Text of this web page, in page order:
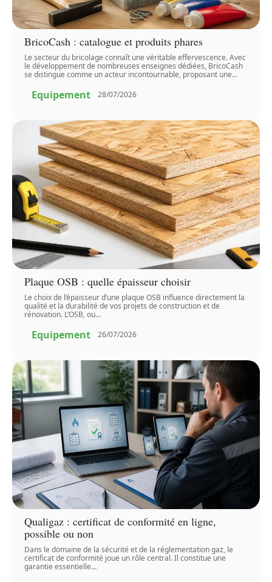
BricoCash : catalogue et produits phares
Le secteur du bricolage connaît une véritable effervescence. Avec
le développement de nombreuses enseignes dédiées, BricoCash
se distingue comme un acteur incontournable, proposant une…
Equipement 28/07/2026
Plaque OSB : quelle épaisseur choisir
Le choix de l’épaisseur d’une plaque OSB influence directement la
qualité et la durabilité de vos projets de construction et de
rénovation. L’OSB, ou…
Equipement 26/07/2026
Qualigaz : certificat de conformité en ligne,
possible ou non
Dans le domaine de la sécurité et de la réglementation gaz, le
certificat de conformité joue un rôle central. Il constitue une
garantie essentielle…